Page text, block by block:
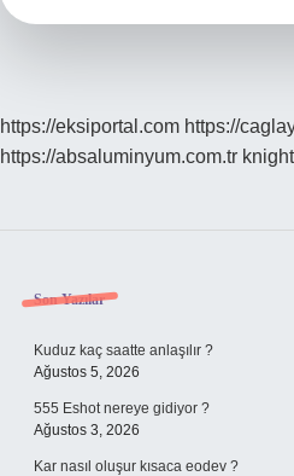
https://eksiportal.com https://
https://absaluminyum.com.tr
Sidebar
Son Yazılar
Kuduz kaç saatte anlaşılır ?
Ağustos 5, 2026
555 Eshot nereye gidiyor ?
Ağustos 3, 2026
Kar nasıl oluşur kısaca eodev ?